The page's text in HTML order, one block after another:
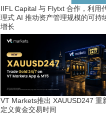
IIFL Capital 与 Flytxt 合作，利用
理式 AI 推动资产管理规模的可持
增长
VT Markets推出 XAUUSD247 重
定义黄金交易时间